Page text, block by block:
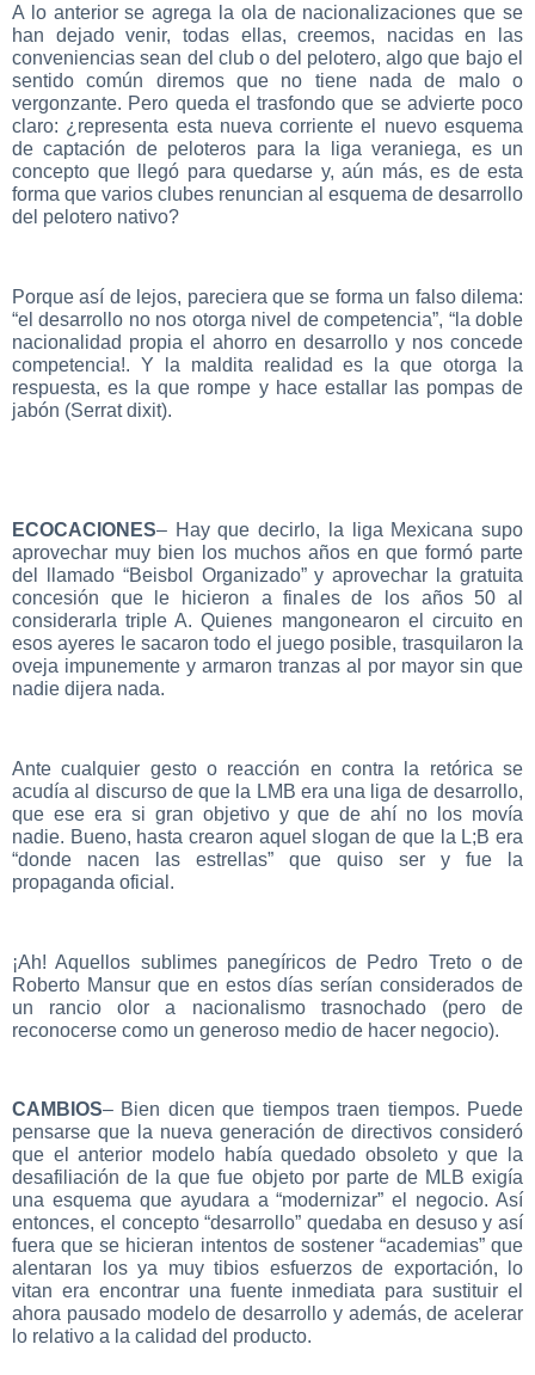
A lo anterior se agrega la ola de nacionalizaciones que se
han dejado venir, todas ellas, creemos, nacidas en las
conveniencias sean del club o del pelotero, algo que bajo el
sentido común diremos que no tiene nada de malo o
vergonzante. Pero queda el trasfondo que se advierte poco
claro: ¿representa esta nueva corriente el nuevo esquema
de captación de peloteros para la liga veraniega, es un
concepto que llegó para quedarse y, aún más, es de esta
forma que varios clubes renuncian al esquema de desarrollo
del pelotero nativo?
Porque así de lejos, pareciera que se forma un falso dilema:
“el desarrollo no nos otorga nivel de competencia”, “la doble
nacionalidad propia el ahorro en desarrollo y nos concede
competencia!. Y la maldita realidad es la que otorga la
respuesta, es la que rompe y hace estallar las pompas de
jabón (Serrat dixit).
ECOCACIONES– Hay que decirlo, la liga Mexicana supo
aprovechar muy bien los muchos años en que formó parte
del llamado “Beisbol Organizado” y aprovechar la gratuita
concesión que le hicieron a finales de los años 50 al
considerarla triple A. Quienes mangonearon el circuito en
esos ayeres le sacaron todo el juego posible, trasquilaron la
oveja impunemente y armaron tranzas al por mayor sin que
nadie dijera nada.
Ante cualquier gesto o reacción en contra la retórica se
acudía al discurso de que la LMB era una liga de desarrollo,
que ese era si gran objetivo y que de ahí no los movía
nadie. Bueno, hasta crearon aquel slogan de que la L;B era
“donde nacen las estrellas” que quiso ser y fue la
propaganda oficial.
¡Ah! Aquellos sublimes panegíricos de Pedro Treto o de
Roberto Mansur que en estos días serían considerados de
un rancio olor a nacionalismo trasnochado (pero de
reconocerse como un generoso medio de hacer negocio).
CAMBIOS– Bien dicen que tiempos traen tiempos. Puede
pensarse que la nueva generación de directivos consideró
que el anterior modelo había quedado obsoleto y que la
desafiliación de la que fue objeto por parte de MLB exigía
una esquema que ayudara a “modernizar” el negocio. Así
entonces, el concepto “desarrollo” quedaba en desuso y así
fuera que se hicieran intentos de sostener “academias” que
alentaran los ya muy tibios esfuerzos de exportación, lo
vitan era encontrar una fuente inmediata para sustituir el
ahora pausado modelo de desarrollo y además, de acelerar
lo relativo a la calidad del producto.